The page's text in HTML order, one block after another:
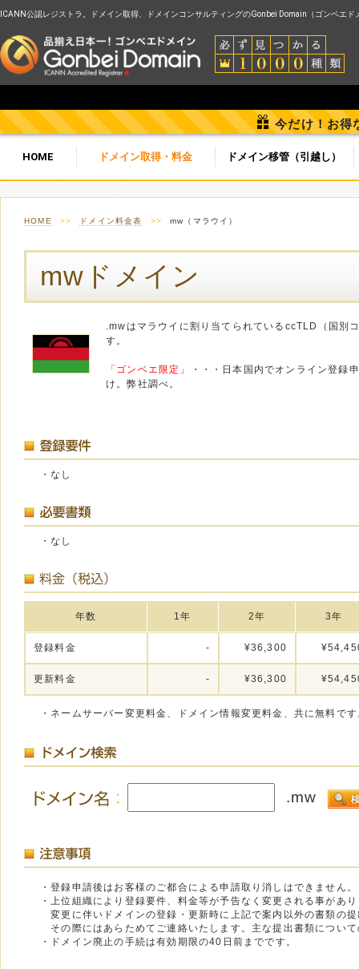
ICANN公認レジストラ。ドメイン取得、ドメインコンサルティングのGonbei Domain（ゴンベエド
今だけ！お得
HOME ドメイン取得・料金 ドメイン移管（引越し）
HOME >> ドメイン料金表 >> mw（マラウイ）
mwドメイン
.mwはマラウイに割り当てられているccTLD（国別
す。
「ゴンベエ限定」
・・・日本国内でオンライン登録
け。弊社調べ。
・なし
・なし
年数 1年 2年 3年
登録料金 - ¥36,300
更新料金 - ¥36,300
・ネームサーバー変更料金、ドメイン情報変更料金、共に無料で
.mw
・登録申請後はお客様のご都合による申請取り消しはできません。
・上位組織により登録要件、料金等が予告なく変更される事があ
変更に伴いドメインの登録・更新時に上記で案内以外の書類の
その際にはあらためてご連絡いたします。主な提出書類につい
・ドメイン廃止の手続は有効期限の40日前までです。